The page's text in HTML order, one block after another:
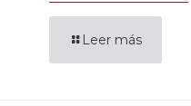
Leer más